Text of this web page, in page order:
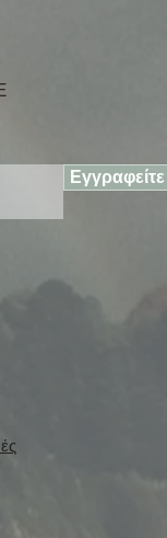
Εγγραφείτε